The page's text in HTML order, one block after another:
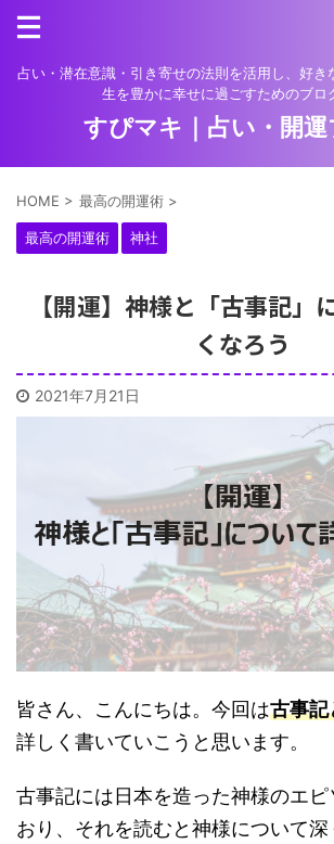
占い・潜在意識・引き寄せの法則を活用し、好き
生を豊かに幸せに過ごすためのブロ
すぴマキ｜占い・開
HOME > 最高の開運術 >
最高の開運術 神社
【開運】神様と「古事記」
くなろう
2021年7月21日
皆さん、こんにちは。今回は古事記
詳しく書いていこうと思います。
古事記には日本を造った神様のエピ
おり、それを読むと神様について